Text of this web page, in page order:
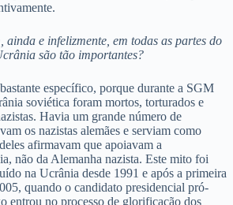
ainda e infelizmente, em todas as partes do
são tão importantes?
específico, porque durante a SGM
soviética foram mortos, torturados e
Havia um grande número de
os nazistas alemães e serviam como
afirmavam que apoiavam a
não da Alemanha nazista. Este mito foi
na Ucrânia desde 1991 e após a primeira
quando o candidato presidencial pró-
entrou no processo de glorificação dos